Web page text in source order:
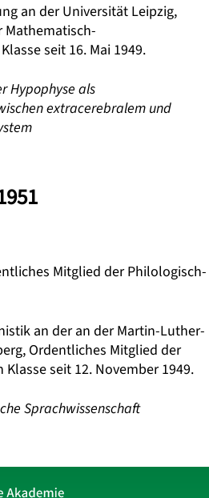
an der Universität Leipzig,
Mathematisch-
seit 16. Mai 1949.
Hypophyse als
extracerebralem und
Mitglied der Philologisch-
an der an der Martin-Luther-
Ordentliches Mitglied der
seit 12. November 1949.
Sprachwissenschaft